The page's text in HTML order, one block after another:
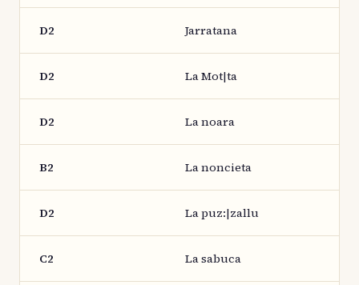
D2 Jarratana
D2 La Mot|ta
D2 La noara
B2 La noncieta
D2 La puz:|zallu
C2 La sabuca